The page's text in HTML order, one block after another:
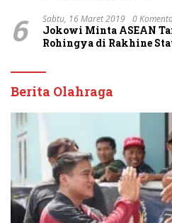
6 Sabtu, 16 Maret 2019 0
Jokowi Minta ASEAN
Rohingya di Rakhine
Berita Olahraga